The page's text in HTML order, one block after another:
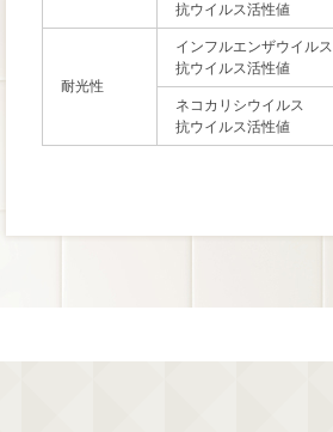
抗ウイルス活性値
耐光性
インフルエンザウイルス
抗ウイルス活性値
ネコカリシウイルス
抗ウイルス活性値